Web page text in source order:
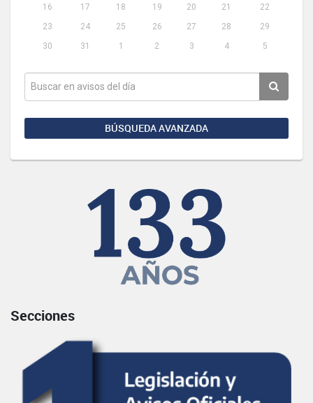
16
17 18 19 20 21
22
23
24 25 26 27 28
29
30
31 1 2 3 4 5
BÚSQUEDA AVANZADA
Secciones